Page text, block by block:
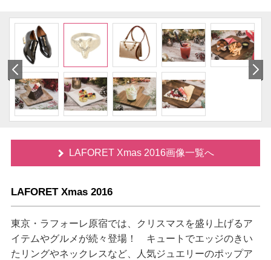
LAFORET Xmas 2016画像一覧へ
LAFORET Xmas 2016
東京・ラフォーレ原宿では、クリスマスを盛り上げるア
イテムやグルメが続々登場！ キュートでエッジのきい
たリングやネックレスなど、人気ジュエリーのポップア